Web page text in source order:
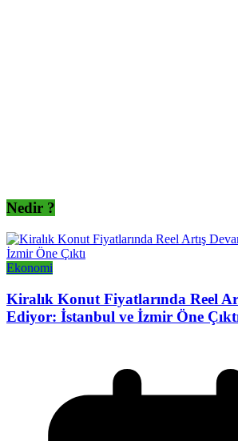
Nedir ?
Ekonomi
Kiralık Konut Fiyatlarında Reel
Ediyor: İstanbul ve İzmir Öne